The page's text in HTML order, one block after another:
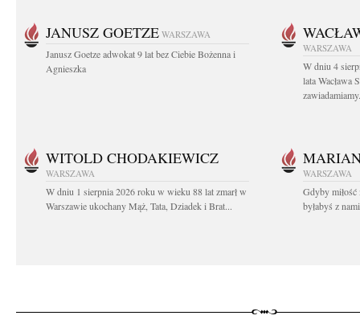
JANUSZ GOETZE WARSZAWA
Janusz Goetze adwokat 9 lat bez Ciebie Bożenna i
Agnieszka
WARSZAWA
W dniu 4
lata Wacława
WITOLD CHODAKIEWICZ
WARSZAWA
W dniu 1 sierpnia 2026 roku w wieku 88 lat zmarł w
Warszawie ukochany Mąż, Tata, Dziadek i Brat...
WARSZAWA
Gdyby miłość
byłabyś z